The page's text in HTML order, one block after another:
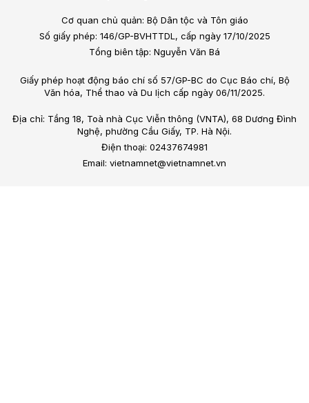
Cơ quan chủ quản: Bộ Dân tộc và Tôn giáo
Số giấy phép: 146/GP-BVHTTDL, cấp ngày 17/10/2025
Tổng biên tập: Nguyễn Văn Bá
Giấy phép hoạt động báo chí số 57/GP-BC do Cục Báo chí, Bộ
Văn hóa, Thể thao và Du lịch cấp ngày 06/11/2025.
Địa chỉ: Tầng 18, Toà nhà Cục Viễn thông (VNTA), 68 Dương Đình
Nghệ, phường Cầu Giấy, TP. Hà Nội.
Điện thoại: 02437674981
Email: vietnamnet@vietnamnet.vn